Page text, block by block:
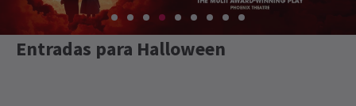
Entradas para Halloween